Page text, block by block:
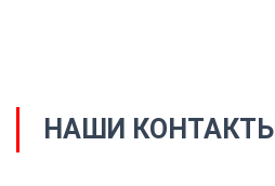
НАШИ КОНТАКТЫ